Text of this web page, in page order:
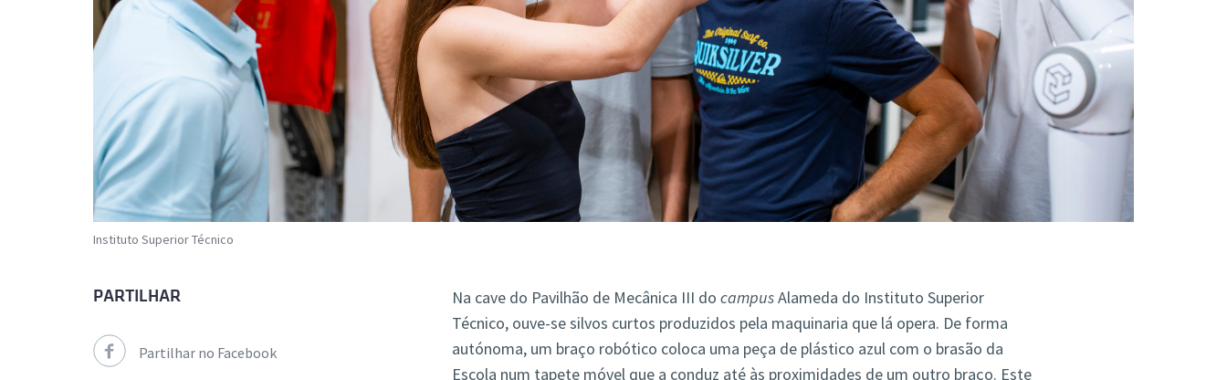
Instituto Superior Técnico
Na cave do Pavilhão de Mecânica III do campusAlameda do Instituto Superior
Técnico, ouve-se silvos curtos produzidos pela maquinaria que lá opera. De forma
autónoma, um braço robótico coloca uma peça de plástico azul com o brasão da
Escola num tapete móvel que a conduz até às proximidades de um outro braço. Este
PARTILHAR
Partilhar no Facebook